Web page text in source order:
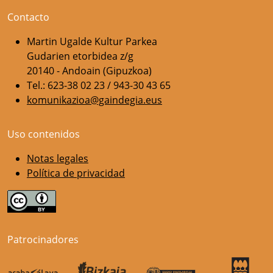
Contacto
Martin Ugalde Kultur Parkea
Gudarien etorbidea z/g
20140 - Andoain (Gipuzkoa)
Tel.: 623-38 02 23 / 943-30 43 65
komunikazioa@gaindegia.eus
Uso contenidos
Notas legales
Política de privacidad
Patrocinadores